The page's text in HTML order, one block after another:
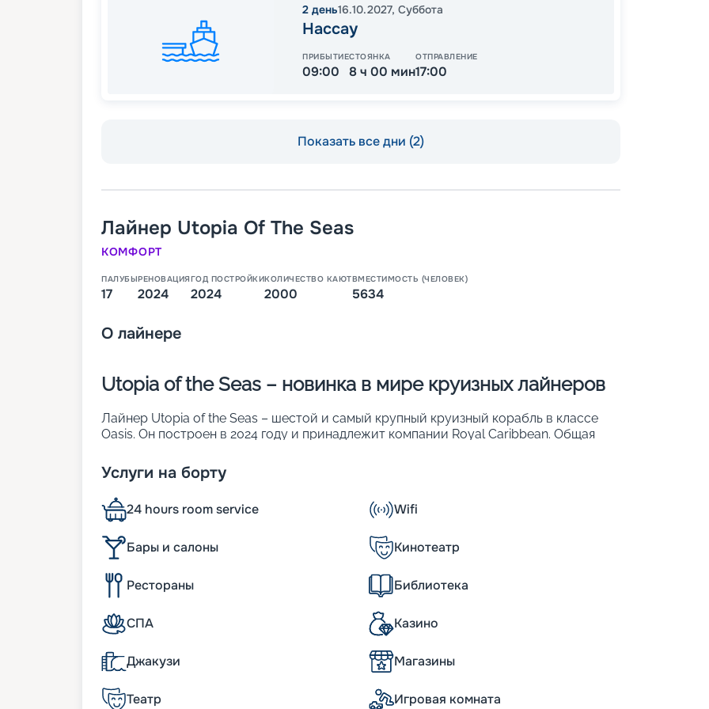
2 день16.10.2027, Суббота
Нассау
ПРИБЫТИЕ
09:00
СТОЯНКА
8 ч 00 мин
ОТПРАВЛЕНИЕ
17:00
Показать все дни (2)
Лайнер Utopia Of The Seas
КОМФОРТ
ПАЛУБЫ
17
РЕНОВАЦИЯ
2024
ГОД ПОСТРОЙКИ
2024
КОЛИЧЕСТВО КАЮТ
2000
ВМЕСТИМОСТЬ (ЧЕЛОВЕК)
5634
О лайнере
Utopia of the Seas – новинка в мире круизных лайнеров
Лайнер Utopia of the Seas – шестой и самый крупный круизный корабль в классе
Oasis. Он построен в 2024 году и принадлежит компании Royal Caribbean. Общая
разместить 2 000 комфортабельных кают для 5 634 пассажиров. Также к услугам
отдыхающих бассейны, развлекательные зоны, спа-центры, магазины и т. д. Общие
характеристики:
• ширина – 64 м;
• водоизмещение – 236,857 тыс. т;
• осадка – 8 м.
Из истории кораблей класса Oasis
«Утопия морей» стала не первой в своем роде: она вошла в эксплуатацию в 2024
современным представлениям о комфорте и безопасности. Однако именно Utopia
of the Seas стала самой крупной в линейке: характеристики судна превосходят
предшественников. Размеры корабля позволяют разместить на нем до 5668
Услуги на борту
24 hours room service Wifi
Бары и салоны Кинотеатр
Рестораны Библиотека
СПА Казино
Джакузи Магазины
Театр Игровая комната